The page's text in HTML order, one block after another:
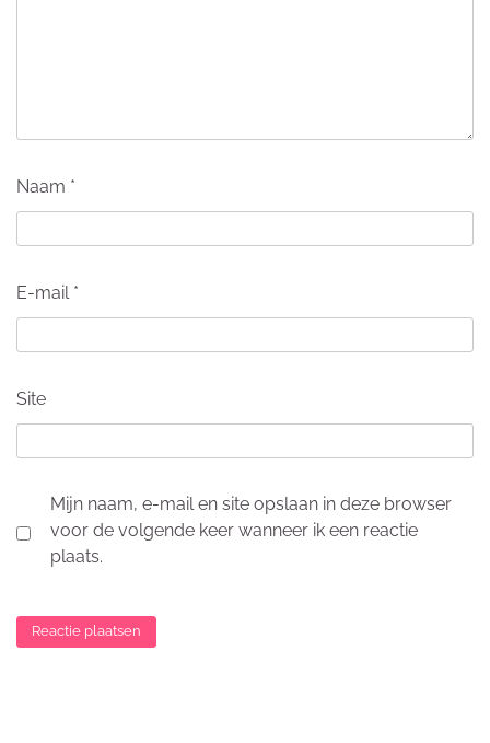
Naam *
E-mail *
Site
Mijn naam, e-mail en site opslaan in deze browser
voor de volgende keer wanneer ik een reactie
plaats.